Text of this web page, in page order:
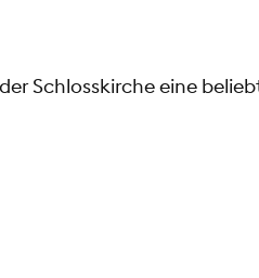
Schlosskirche eine